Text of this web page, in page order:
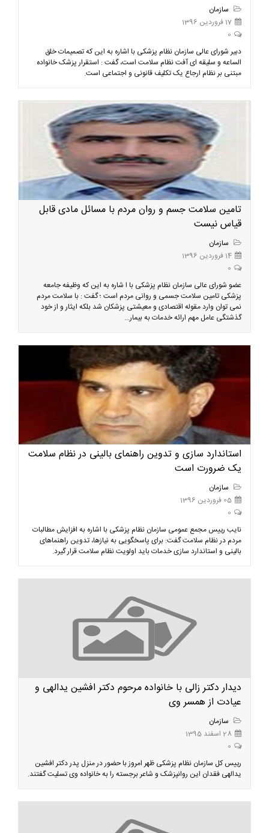
سازمان
17 فروردین 1396
0
دبیر شورای عالی سازمان نظام پزشکی با اشاره به این که تصمیمات خلق
الساعه و سلیقه ای آفت نظام سلامت است، گفت : استقرار پزشک خانواده
مبتنی بر نظام ارجاع یک تکلیف قانونی و اجتماعی است.
تامین سلامت جسم و روان مردم با مسائل مادی قابل
قیاس نیست
سازمان
14 فروردین 1396
0
عضو شورای عالی سازمان نظام پزشکی با ا شاره به این که وظیفه جامعه
پزشکی تامین سلامت جسمی و روانی مردم است ؛ گفت : با سلامت مردم
نمی توان وارد مقوله اقتصادی و معیشتی پزشکان شد بلکه ایثار و از خود
گذشتگی عامل مهم ارائه خدمات به بیمار...
استاندارد سازی و تدوین راهنمای بالینی در نظام سلامت
یک ضرورت است
سازمان
05 فروردین 1396
0
نایب رییس مجمع عمومی سازمان نظام پزشکی با اشاره به افزایش مطالبات
مردم در نظام سلامت گفت: برای پاسخگویی به نیازها، تدوین راهنماهای
بالینی و استاندارد سازی خدمات باید اولویت نظام سلامت قرار گیرد.
دیدار دکتر زالی با خانواده مرحوم دکتر افشین یدالهی و
عیادت از همسر وی
سازمان
28 اسفند 1395
0
رییس کل سازمان نظام پزشکی ظهر امروز با حضور در منزل پدر دکتر افشین
یدالهی فقدان این روانپزشک و شاعر برجسته را به خانواده وی تسلیت گفتند.